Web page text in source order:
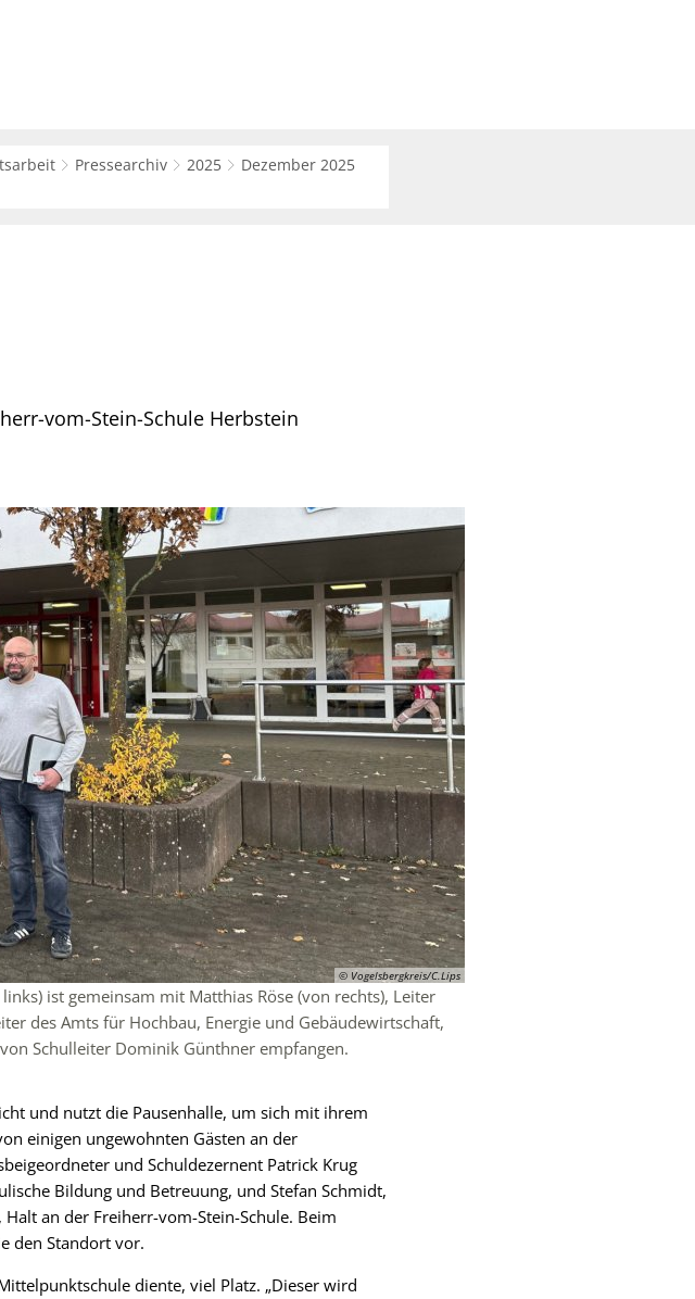
Pressearchiv 2025
Dezember 2025
vom-Stein-Schule Herbstein
© Vogelsbergkreis/C.Lips
ist gemeinsam mit Matthias Röse (von rechts), Leiter
des Amts für Hochbau, Energie und Gebäudewirtschaft,
Schulleiter Dominik Günthner empfangen.
und nutzt die Pausenhalle, um sich mit ihrem
einigen ungewohnten Gästen an der
und Schuldezernent Patrick Krug
Bildung und Betreuung, und Stefan Schmidt,
an der Freiherr-vom-Stein-Schule. Beim
den Standort vor.
diente, viel Platz. „Dieser wird